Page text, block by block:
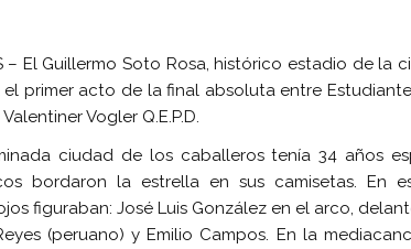
– El Guillermo Soto Rosa, histórico estadio de la
primer acto de la final absoluta entre
Vogler Q.E.P.D.
ciudad de los caballeros tenía 34 años
bordaron la estrella en sus camisetas.
figuraban: José Luis González en el arco,
(peruano) y Emilio Campos. En la